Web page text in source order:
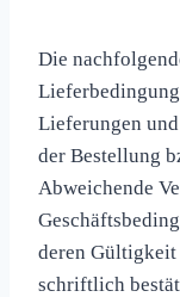
Die
Lieferungen
der Bestellung
Abweichende
deren Gültigkeit
schriftlich